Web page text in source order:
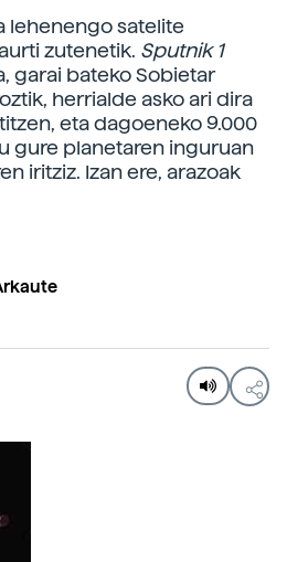
lehenengo satelite
zutenetik. Sputnik 1
garai bateko Sobietar
herrialde asko ari dira
eta dagoeneko 9.000
gure planetaren inguruan
iritziz. Izan ere, arazoak